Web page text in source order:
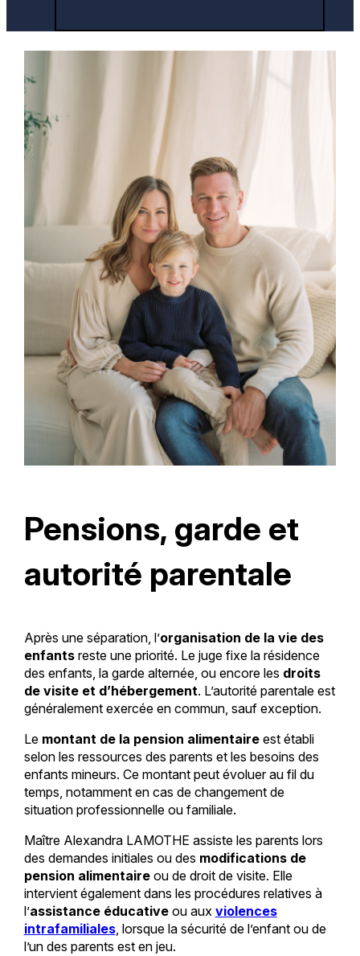
Pensions, garde et
autorité parentale
Après une séparation, l’organisation de la vie des
enfantsreste une priorité. Le juge fixe la résidence
des enfants, la garde alternée, ou encore les droits
de visite et d’hébergement. L’autorité parentale est
généralement exercée en commun, sauf exception.
Lemontant de la pension alimentaire est établi
selon les ressources des parents et les besoins des
enfants mineurs. Ce montant peut évoluer au fil du
temps, notamment en cas de changement de
situation professionnelle ou familiale.
Maître Alexandra LAMOTHE assiste les parents lors
des demandes initiales ou des modifications de
pension alimentaire ou de droit de visite. Elle
intervient également dans les procédures relatives à
l’assistance éducative ou aux violences
intrafamiliales, lorsque la sécurité de l’enfant ou de
l’un des parents est en jeu.